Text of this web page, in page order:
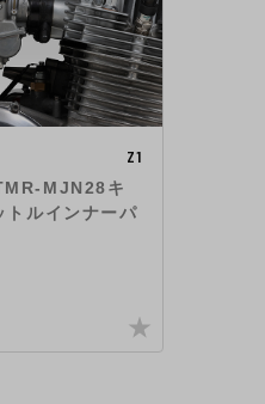
Z1
MJN28キ
ルインナーパ